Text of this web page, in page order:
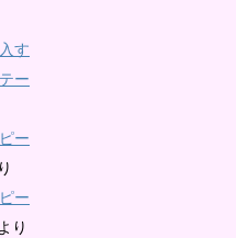
す
ー
ー
ー
より